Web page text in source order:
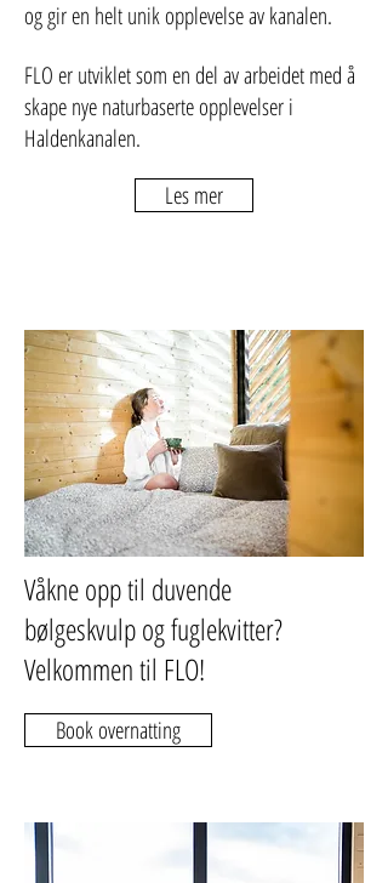
og gir en helt unik opplevelse av kanalen.
FLO er utviklet som en del av arbeidet med å
skape nye naturbaserte opplevelser i
Haldenkanalen.
Les mer
Våkne opp til duvende
bølgeskvulp og fuglekvitter?
Velkommen til FLO!
Book overnatting